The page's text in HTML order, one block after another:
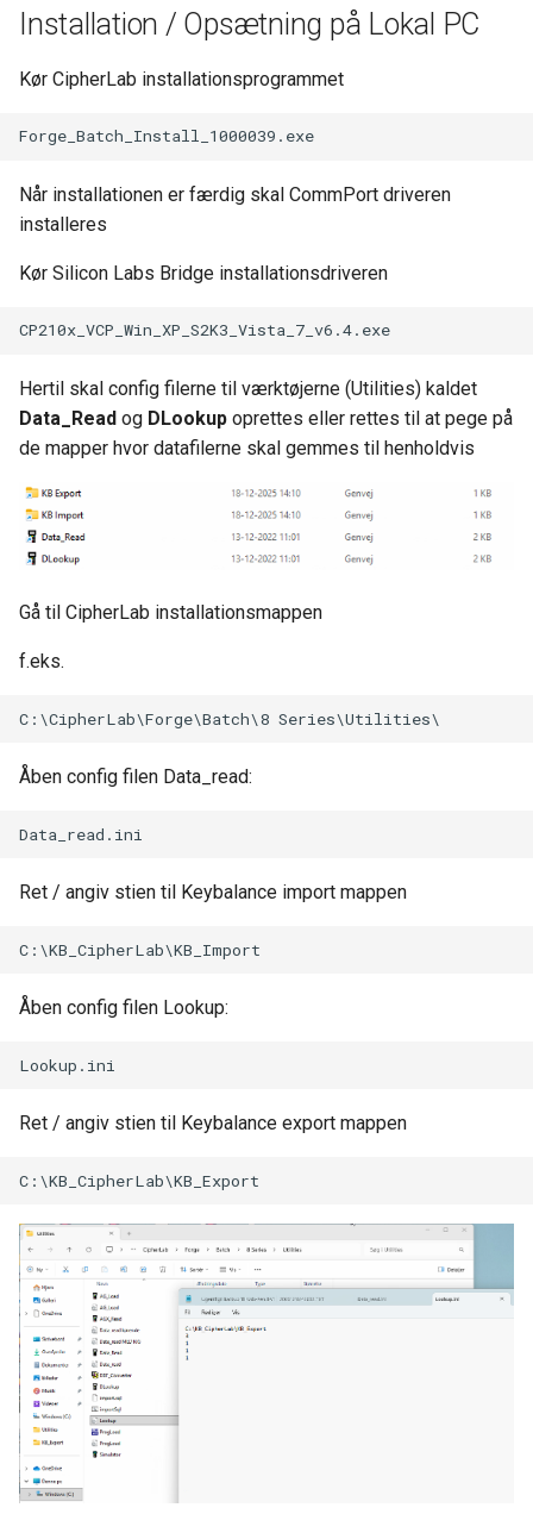
Installation / Opsætning på Lokal PC
Kør CipherLab installationsprogrammet
Når installationen er færdig skal CommPort driveren
installeres
Kør Silicon Labs Bridge installationsdriveren
Hertil skal config filerne til værktøjerne (Utilities) kaldet
Data_Read og DLookup oprettes eller rettes til at pege på
de mapper hvor datafilerne skal gemmes til henholdvis
Gå til CipherLab installationsmappen
f.eks.
Åben config filen Data_read:
Ret / angiv stien til Keybalance import mappen
Åben config filen Lookup:
Ret / angiv stien til Keybalance export mappen